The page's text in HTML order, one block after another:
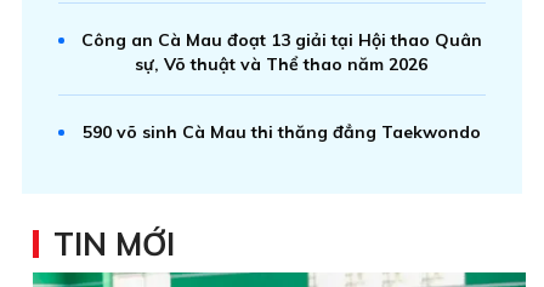
Công an Cà Mau đoạt 13 giải tại Hội thao Quân
sự, Võ thuật và Thể thao năm 2026
590 võ sinh Cà Mau thi thăng đẳng Taekwondo
TIN MỚI